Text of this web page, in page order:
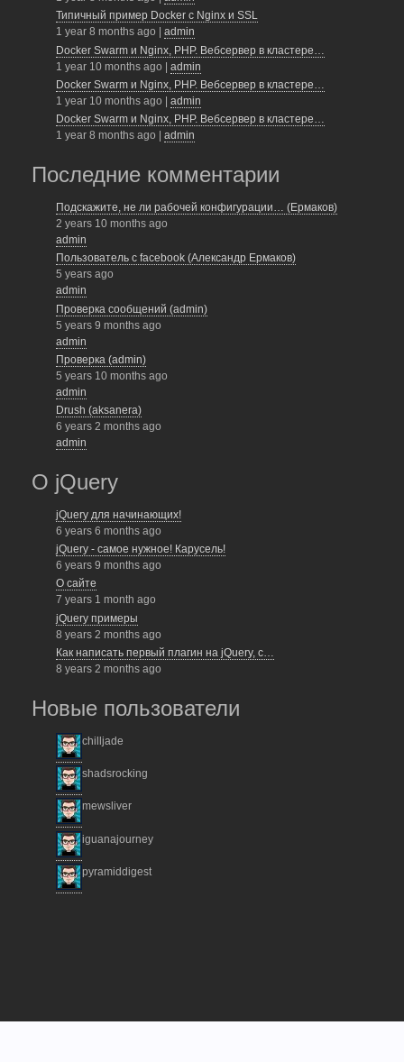
o
o
k
Типичный пример Docker с Nginx и SSL
1 year 8 months ago
admin
Docker Swarm и Nginx, PHP. Вебсервер в кластере…
1 year 10 months ago | admin
Docker Swarm и Nginx, PHP. Вебсервер в кластере…
1 year 10 months ago
admin
Docker Swarm и Nginx, PHP. Вебсервер в кластере…
1 year 8 months ago
admin
Последние комментарии
Подскажите, не ли рабочей конфигурации… (Ермаков)
2 years 10 months ago
admin
Пользователь с facebook (Александр Ермаков)
5 years ago
admin
Проверка сообщений (admin)
5 years 9 months ago
admin
Проверка (admin)
5 years 10 months ago
admin
Drush (aksanera)
6 years 2 months ago
admin
О jQuery
jQuery для начинающих!
6 years 6 months ago
jQuery - самое нужное! Карусель!
6 years 9 months ago
О сайте
7 years 1 month ago
jQuery примеры
8 years 2 months ago
Как написать первый плагин на jQuery, с…
8 years 2 months ago
Новые пользователи
chilljade
shadsrocking
mewsliver
iguanajourney
pyramiddigest